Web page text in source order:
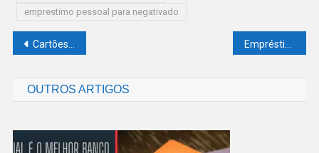
emprestimo pessoal para negativado
Navegação
Post
Cartões de crédito cashback 2026: maximize seus ganhos e economize
OUTROS ARTIGOS